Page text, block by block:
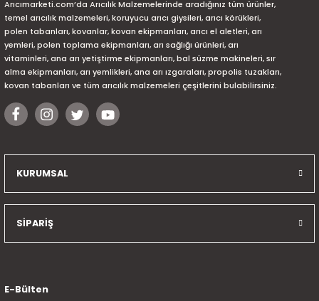
Arıcımarketi.com’da Arıcılık Malzemelerinde aradığınız tüm ürünler,
temel arıcılık malzemeleri, koruyucu arıcı giysileri, arıcı körükleri,
polen tabanları, kovanlar, kovan ekipmanları, arıcı el aletleri, arı
yemleri, polen toplama ekipmanları, arı sağlığı ürünleri, arı
vitaminleri, ana arı yetiştirme ekipmanları, bal süzme makineleri, sır
alma ekipmanları, arı yemlikleri, ana arı ızgaraları, propolis tuzakları,
kovan tabanları ve tüm arıcılık malzemeleri çeşitlerini bulabilirsiniz.
KURUMSAL
SİPARİŞ
E-Bülten